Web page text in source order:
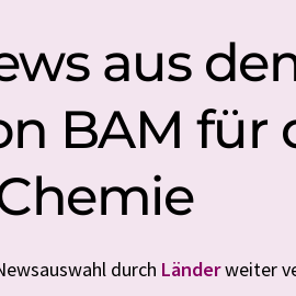
aus
BAM für
durch Länderweiter